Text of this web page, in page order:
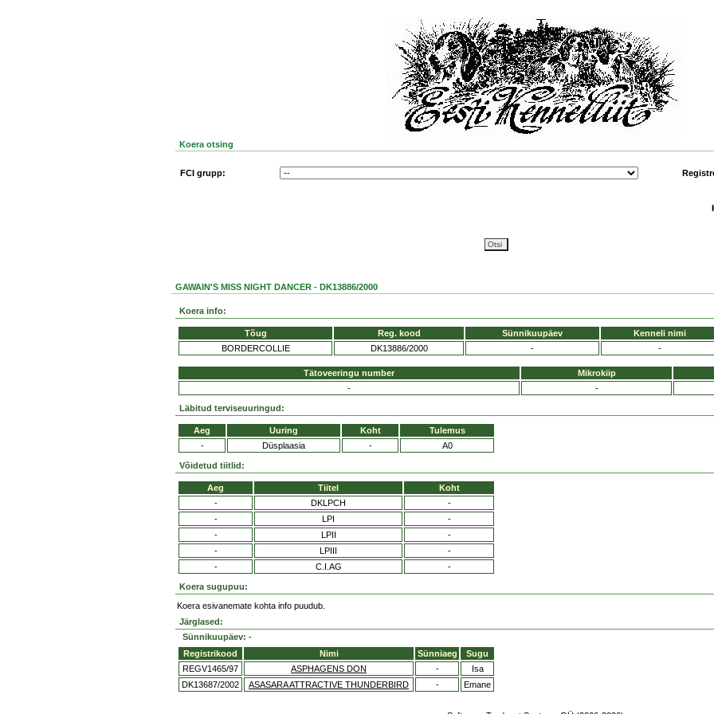
Koera otsing
FCI grupp:
GAWAIN'S MISS NIGHT DANCER - DK13886/2000
Koera info:
Tõug Reg. kood Sünnikuupäev
Kenneli nimi
BORDERCOLLIE
DK13886/2000 - -
Tätoveeringu number
Mikrokiip
-
-
Läbitud terviseuuringud:
Aeg Uuring Koht
Tulemus
-
Düsplaasia - A0
Võidetud tiitlid:
Aeg Tiitel
Koht
-
DKLPCH
-
-
LPI
-
-
LPII
-
-
LPIII
-
-
C.I.AG -
Koera sugupuu:
Koera esivanemate kohta info puudub.
Järglased:
Sünnikuupäev: -
Registrikood
Nimi Sünniaeg
Sugu
REGV1465/97
ASPHAGENS DON -
Isa
DK13687/2002
ASASARA ATTRACTIVE THUNDERBIRD - Emane